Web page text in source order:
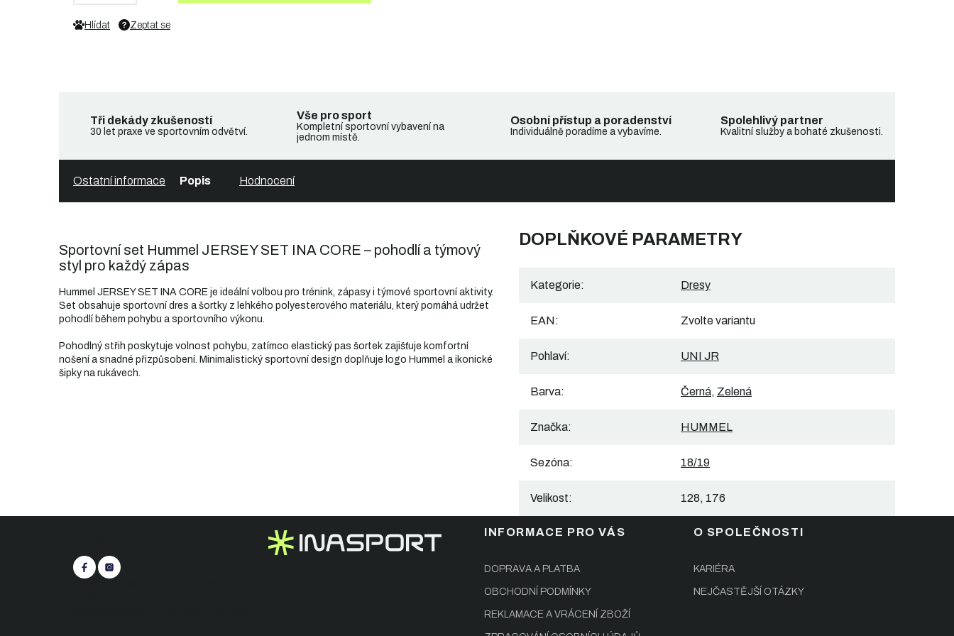
Zeptat se
Hlídat
Tři dekády zkušeností
30 let praxe ve sportovním odvětví.
Vše pro sport
Kompletní sportovní vybavení na
jednom místě.
Osobní přístup a poradenství
Individuálně poradíme a vybavíme.
Spolehlivý partner
Kvalitní služby a bohaté zkušenosti.
Popis Hodnocení
Ostatní informace
Sportovní set Hummel JERSEY SET INA CORE – pohodlí a týmový
styl pro každý zápas
Hummel JERSEY SET INA CORE je ideální volbou pro trénink, zápasy i týmové sportovní aktivity.
Set obsahuje sportovní dres a šortky z lehkého polyesterového materiálu, který pomáhá udržet
pohodlí během pohybu a sportovního výkonu.
Pohodlný střih poskytuje volnost pohybu, zatímco elastický pas šortek zajišťuje komfortní
nošení a snadné přizpůsobení. Minimalistický sportovní design doplňuje logo Hummel a ikonické
šipky na rukávech.
DOPLŇKOVÉ PARAMETRY
Kategorie: Dresy
EAN: Zvolte variantu
Pohlaví: UNI JR
Barva: Černá, Zelená
Značka: HUMMEL
Sezóna: 18/19
Velikost: 128, 176
INFORMACE PRO VÁS
DOPRAVA A PLATBA
OBCHODNÍ PODMÍNKY
REKLAMACE A VRÁCENÍ ZBOŽÍ
O SPOLEČNOSTI
KARIÉRA
NEJČASTĚJŠÍ OTÁZKY